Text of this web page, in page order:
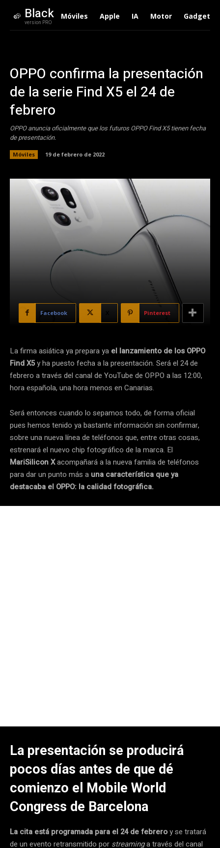
Black
version PRO
Móviles Apple IA Motor Gadgets
OPPO confirma la presentación
de la serie Find X5 el 24 de
febrero
OPPO anuncia oficialmente que los futuros OPPO Find X5 tienen fecha
de presentación.
Móviles 19 de febrero de 2022
Facebook Pinterest
La firma asiática ya prepara ya el lanzamiento de los OPPO
Find X5y ha puesto fecha a la presentación. Será el 24 de
febrero a través del canal de YouTube de OPPO a las 12:00,
hora española, una hora menos en Canarias.
Será entonces cuando lo sepamos todo, de forma oficial
pues hemos tenido ya bastante información sin confirmar,
sobre una nueva línea de teléfonos que, entre otras cosas,
estrenará el nuevo chip fotográfico de la marca. El
MariSilicon Xacompañará a la nueva familia de teléfonos
para dar un punto más a una característica que ya
destacaba el OPPO: la calidad fotográfica.
La presentación se producirá
pocos días antes de que dé
comienzo el Mobile World
Congress de Barcelona
La cita está programada para el 24 de febreroy se tratará
de un evento retransmitido por streaminga través del canal